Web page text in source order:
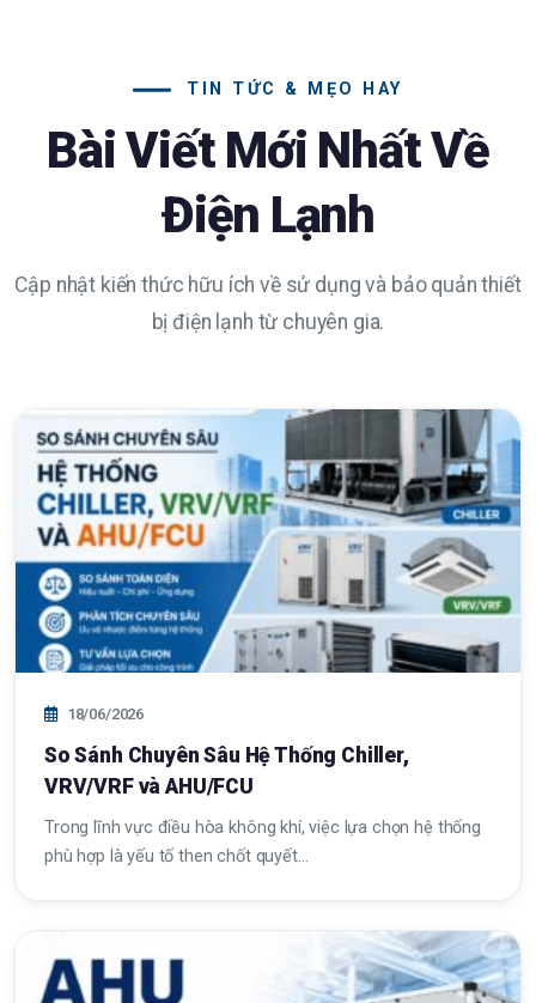
TIN TỨC & MẸO HAY
Bài Viết Mới Nhất Về
Điện Lạnh
Cập nhật kiến thức hữu ích về sử dụng và bảo quản thiết
bị điện lạnh từ chuyên gia.
18/06/2026
So Sánh Chuyên Sâu Hệ Thống Chiller,
VRV/VRF và AHU/FCU
Trong lĩnh vực điều hòa không khí, việc lựa chọn hệ thống
phù hợp là yếu tố then chốt quyết…